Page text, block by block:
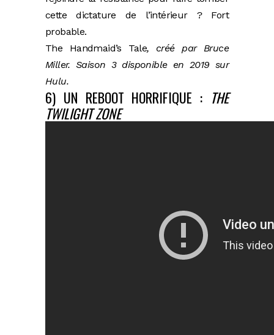
cette dictature de l’intérieur ? Fort
probable.
The Handmaid’s Tale, créé par Bruce
Miller. Saison 3 disponible en 2019 sur
Hulu.
6) UN REBOOT HORRIFIQUE : THE
TWILIGHT ZONE